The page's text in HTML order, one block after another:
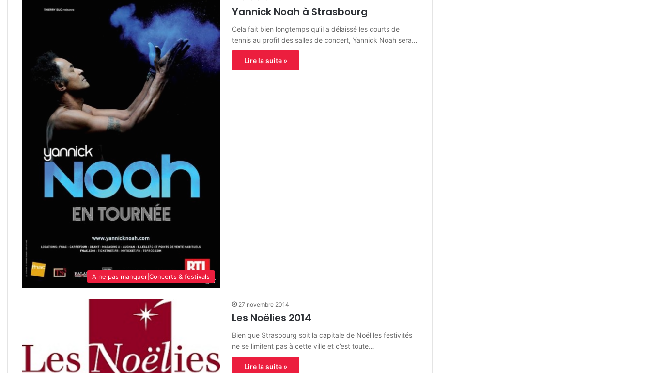
A ne pas manquer|Concerts & festivals
Yannick Noah à Strasbourg
Cela fait bien longtemps qu’il a délaissé les courts de
tennis au profit des salles de concert, Yannick Noah sera…
Lire la suite »
27 novembre 2014
Les Noëlies 2014
Bien que Strasbourg soit la capitale de Noël les festivités
ne se limitent pas à cette ville et c’est toute…
Lire la suite »